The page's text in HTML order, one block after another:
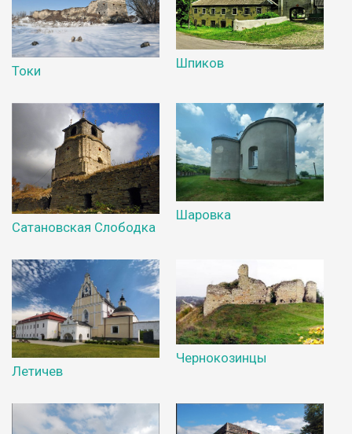
Токи Шпиков
Сатановская Слободка
Шаровка
Летичев
Чернокозинцы